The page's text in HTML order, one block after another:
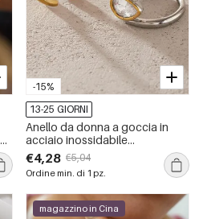
-15%
13-25 GIORNI
Anello da donna a goccia in
acciaio inossidabile
impermeabile color oro con
zirconi.
€4,28 €5,04
Ordine min. di 1 pz.
magazzino in Cina